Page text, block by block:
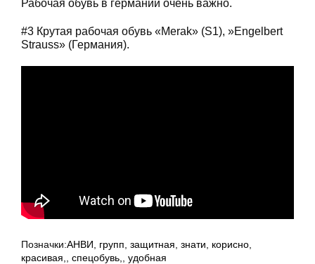
Рабочая обувь в германии очень важно.
#3 Крутая рабочая обувь «Merak» (S1), »Engelbert
Strauss» (Германия).
Позначки:АНВИ групп защитная знати корисно
красивая,
спецобувь, удобная